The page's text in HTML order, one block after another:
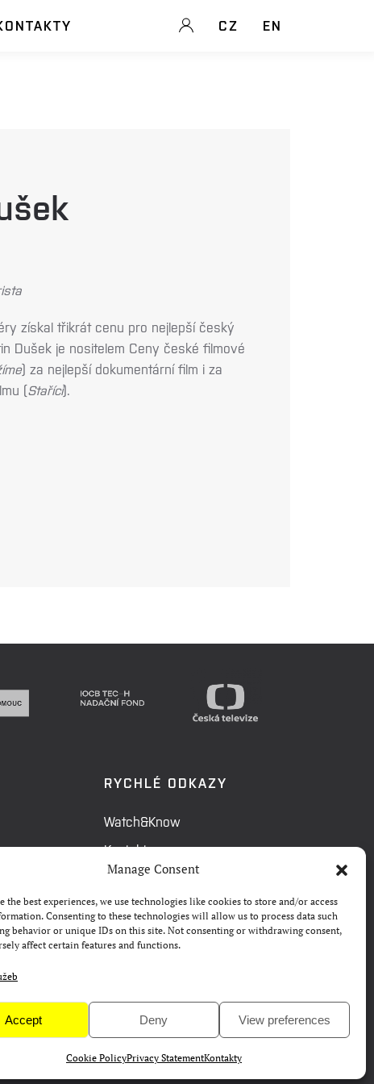
Manage Consent
the best experiences, we use technologies like cookies to store and/or access
Consenting to these technologies will allow us to process data such
behavior or unique IDs on this site. Not consenting or withdrawing consent,
affect certain features and functions.
Accept Deny View preferences
Cookie PolicyPrivacy StatementKontakty
CZ EN
získal třikrát cenu pro nejlepší český
Dušek je nositelem Ceny české filmové
) za nejlepší dokumentární film i za
(Staříci).
RYCHLÉ ODKAZY
Watch&Know
Kontakty
FAQ
Camp 4Science
Materiály pro média